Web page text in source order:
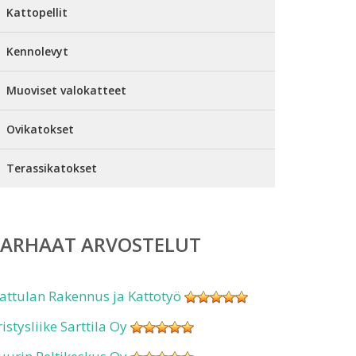
Kattopellit
Kennolevyt
Muoviset valokatteet
Ovikatokset
Terassikatokset
ARVOSTELUT
Rakennus ja Kattotyö
Sarttila Oy